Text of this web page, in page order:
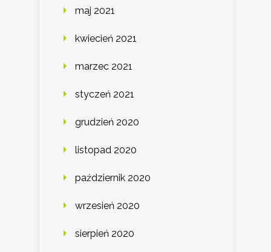
maj 2021
kwiecień 2021
marzec 2021
styczeń 2021
grudzień 2020
listopad 2020
październik 2020
wrzesień 2020
sierpień 2020